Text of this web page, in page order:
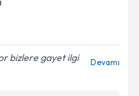
bizlere gayet ilgi
Devamı